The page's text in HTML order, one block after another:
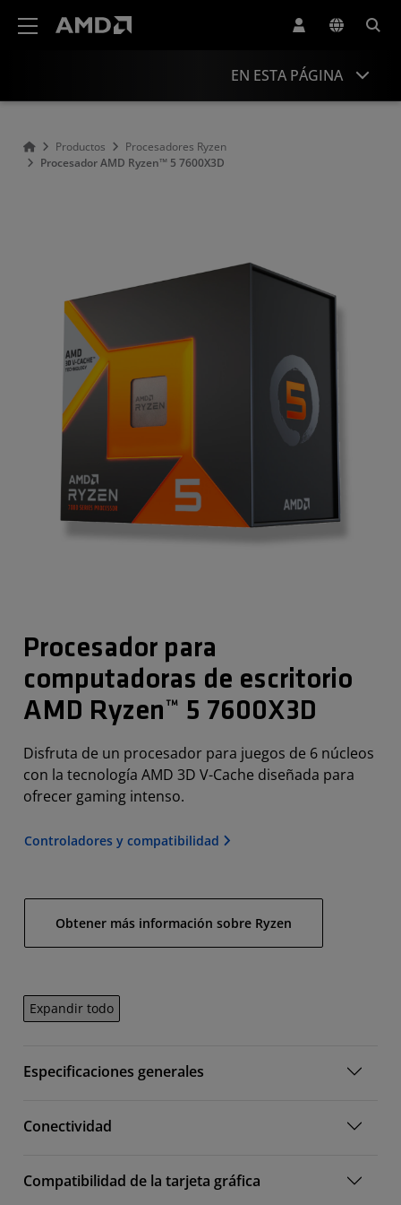
EN ESTA PÁGINA
Productos
Procesadores Ryzen
Procesador AMD Ryzen™ 5 7600X3D
Procesador para
computadoras de escritorio
AMD Ryzen™ 5 7600X3D
Disfruta de un procesador para juegos de 6 núcleos
con la tecnología AMD 3D V-Cache diseñada para
ofrecer gaming intenso.
Controladores y compatibilidad
Obtener más información sobre Ryzen
Expandir todo
Especificaciones generales
Conectividad
Compatibilidad de la tarjeta gráfica